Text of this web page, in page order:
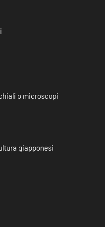
o microscopi
giapponesi